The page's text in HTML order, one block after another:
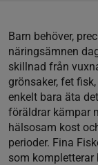
Barn behöver,
näringsämnen
skillnad från
grönsaker, fet
enkelt bara äta
föräldrar kämpar
hälsosam kost
perioder. Fina
som kompletterar